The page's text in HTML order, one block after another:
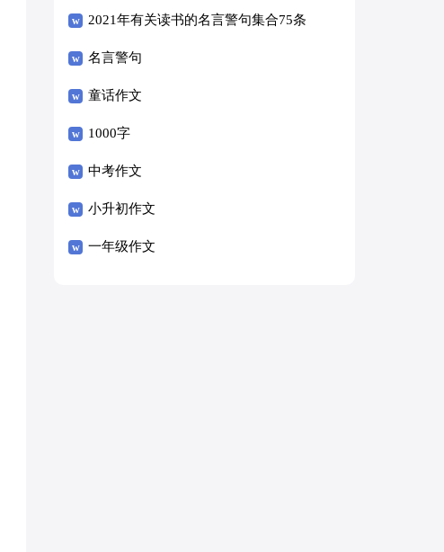
2021年有关读书的名言警句集合75条
名言警句
童话作文
1000字
中考作文
小升初作文
一年级作文